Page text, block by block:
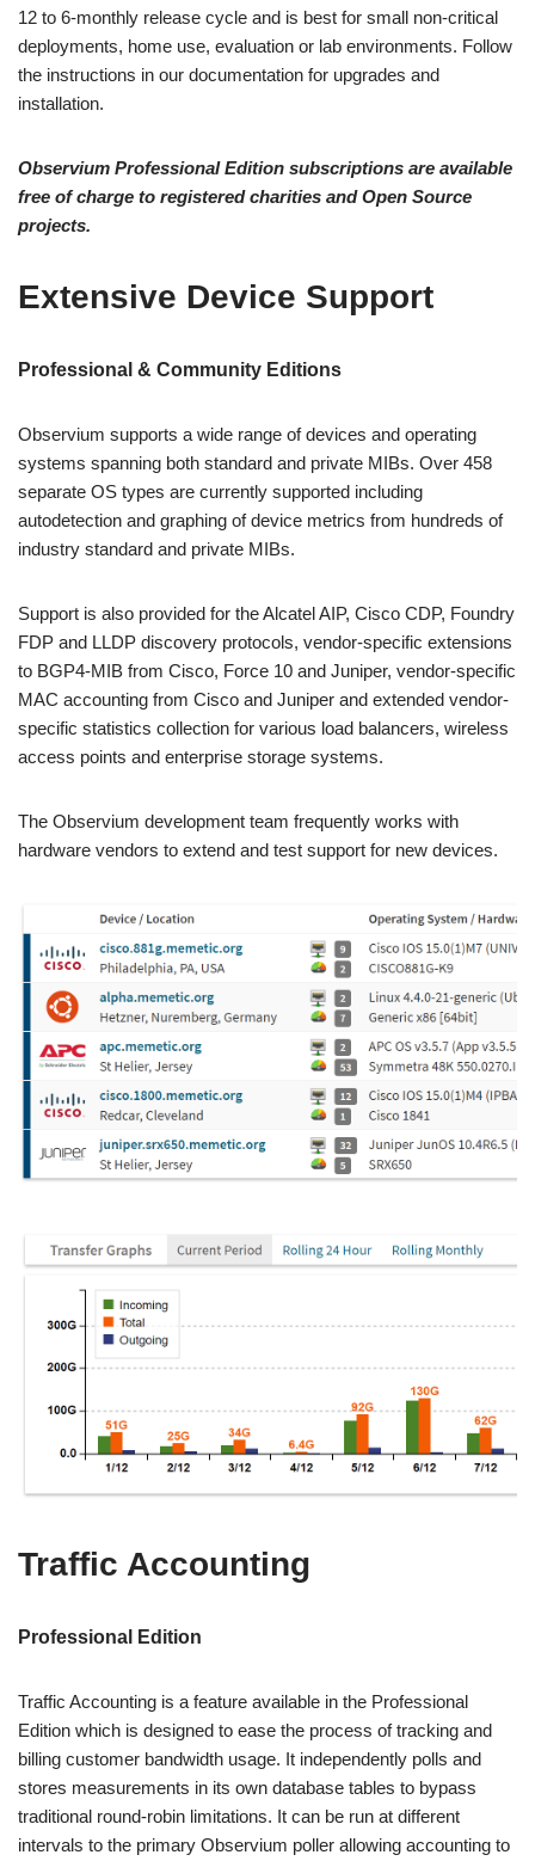
12 to 6-monthly release cycle and is best for small non-critical
deployments, home use, evaluation or lab environments. Follow
the instructions in our documentation for upgrades and
installation.
Observium Professional Edition subscriptions are available
free of charge to registered charities and Open Source
projects.
Extensive Device Support
Professional & Community Editions
Observium supports a wide range of devices and operating
systems spanning both standard and private MIBs. Over 458
separate OS types are currently supported including
autodetection and graphing of device metrics from hundreds of
industry standard and private MIBs.
Support is also provided for the Alcatel AIP, Cisco CDP, Foundry
FDP and LLDP discovery protocols, vendor-specific extensions
to BGP4-MIB from Cisco, Force 10 and Juniper, vendor-specific
MAC accounting from Cisco and Juniper and extended vendor-
specific statistics collection for various load balancers, wireless
access points and enterprise storage systems.
The Observium development team frequently works with
hardware vendors to extend and test support for new devices.
Traffic Accounting
Professional Edition
Traffic Accounting is a feature available in the Professional
Edition which is designed to ease the process of tracking and
billing customer bandwidth usage. It independently polls and
stores measurements in its own database tables to bypass
traditional round-robin limitations. It can be run at different
intervals to the primary Observium poller allowing accounting to